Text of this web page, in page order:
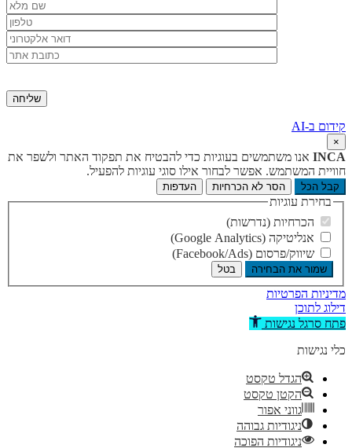
קידום ב-AI
×
INCA אנו משתמשים בעוגיות כדי להבטיח את תפקוד האתר ולשפר את
חוויית המשתמש. אפשר לבחור אילו סוגי עוגיות להפעיל.
קבל הכל הסר לא הכרחיות העדפות
בחירת עוגיות
הכרחיות (נדרשות)
אנליטיקה (Google Analytics)
שיווק/פרסום (Facebook/Ads)
שמור את הבחירה בטל
מדיניות הפרטיות
דילוג לתוכן
פתח סרגל נגישות
כלי נגישות
הגדל טקסט
הקטן טקסט
גווני אפור
ניגודיות גבוהה
ניגודיות הפוכה